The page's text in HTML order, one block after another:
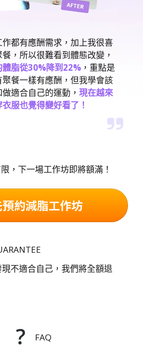
都有應酬需求，加上我很喜
，所以很難看到體態改變，
體脂從30%降到22% ，重點是
餐一樣有應酬，但我學會該
適合自己的運動， 現在越來
服也覺得變好看了！
，下一場工作坊即將額滿！
約減脂工作坊
不適合自己，我們將全額退
FAQ